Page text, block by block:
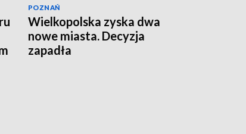
POZNAŃ
Wielkopolska zyska dwa
nowe miasta. Decyzja
zapadła